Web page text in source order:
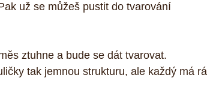
už se můžeš pustit do tvarování
ztuhne a bude se dát tvarovat.
tak jemnou strukturu, ale každý má